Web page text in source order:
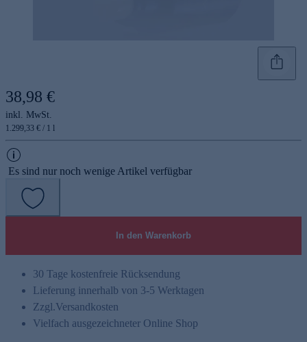
38,98 €
inkl. MwSt.
1.299,33 € / 1 l
Es sind nur noch wenige Artikel verfügbar
In den Warenkorb
30 Tage kostenfreie Rücksendung
Lieferung innerhalb von 3-5 Werktagen
Zzgl.Versandkosten
Vielfach ausgezeichneter Online Shop